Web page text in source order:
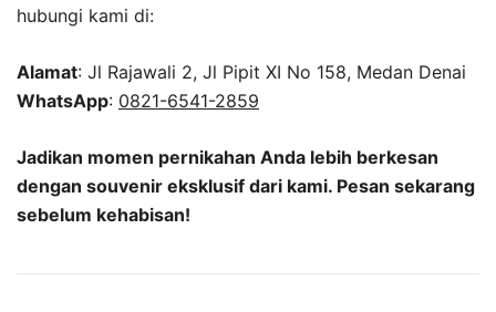
hubungi kami di:
Alamat: Jl Rajawali 2, Jl Pipit XI No 158, Medan Denai
WhatsApp: 0821-6541-2859
Jadikan momen pernikahan Anda lebih berkesan
dengan souvenir eksklusif dari kami. Pesan sekarang
sebelum kehabisan!